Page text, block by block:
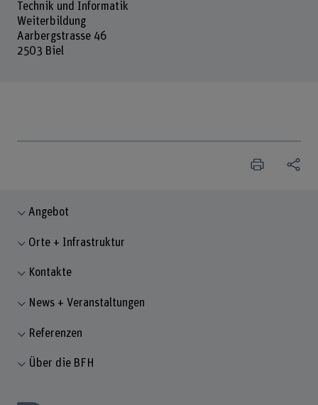
Technik und Informatik
Weiterbildung
Aarbergstrasse 46
2503 Biel
Angebot
Orte + Infrastruktur
Kontakte
News + Veranstaltungen
Referenzen
Über die BFH